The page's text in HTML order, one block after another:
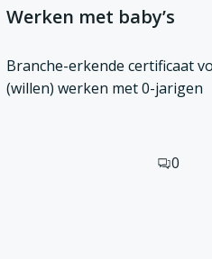
Werken met baby’s
Branche-erkende certificaat
(willen) werken met 0-jarigen
0